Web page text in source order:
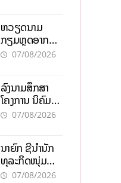
ຫວຽດນາມ
ກຽມຫຼຸດອາກອນ
ລາຍໄດ້ 30%
ແລະ ຈຸນລະ
ວິສາຫະກິດ
07/08/2026
ລົງນາມສຶກສາ
ໂຄງການ ນິຄົມ
ອຸດສາຫະກຳ
150 ລ້ານໂດລາ,
ສ້າງວຽກ 5.000
ຕຳແໜ່ງ
07/08/2026
ນາຍົກ ຊີ້ນຳນັກ
ທຸລະກິດໜຸ່ມ
ຕ້ອງນຳໜ້າແກ້
07/08/2026